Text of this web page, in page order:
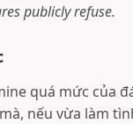
publicly refuse.
quá mức của
nếu vừa làm